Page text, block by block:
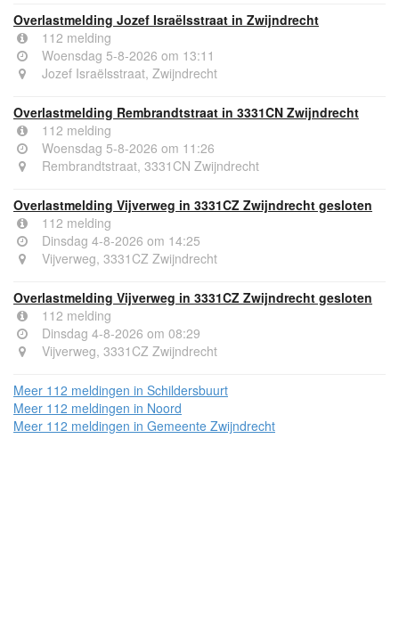
Overlastmelding Jozef Israëlsstraat in Zwijndrecht
112 melding
Woensdag 5-8-2026 om 13:11
Jozef Israëlsstraat, Zwijndrecht
Overlastmelding Rembrandtstraat in 3331CN Zwijndrecht
112 melding
Woensdag 5-8-2026 om 11:26
Rembrandtstraat, 3331CN Zwijndrecht
Overlastmelding Vijverweg in 3331CZ Zwijndrecht gesloten
112 melding
Dinsdag 4-8-2026 om 14:25
Vijverweg, 3331CZ Zwijndrecht
Overlastmelding Vijverweg in 3331CZ Zwijndrecht gesloten
112 melding
Dinsdag 4-8-2026 om 08:29
Vijverweg, 3331CZ Zwijndrecht
Meer 112 meldingen in Schildersbuurt
Meer 112 meldingen in Noord
Meer 112 meldingen in Gemeente Zwijndrecht